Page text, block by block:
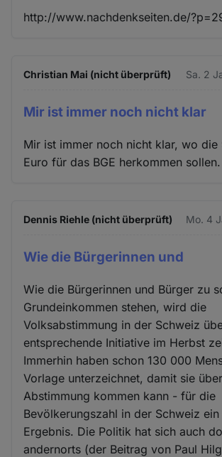
http://www.nachdenkseiten.de/
Christian Mai (nicht überprüft) Sa. 2
Mir ist immer noch nicht klar
Mir ist immer noch nicht klar, wo die
Euro für das BGE herkommen sollen.
Dennis Riehle (nicht überprüft) Mo. 4
Wie die Bürgerinnen und
Wie die Bürgerinnen und Bürger zu
Grundeinkommen stehen, wird die
Volksabstimmung in der Schweiz
entsprechende Initiative im Herbst
Immerhin haben schon 130 000
Vorlage unterzeichnet, damit sie
Abstimmung kommen kann - für die
Bevölkerungszahl in der Schweiz
Ergebnis. Die Politik hat sich auch
andernorts (der Beitrag von Paul